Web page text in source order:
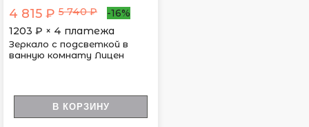
4 815 ₽ 5 740 ₽
-16%
1203 ₽ × 4 платежа
Зеркало с подсветкой в
ванную комнату Лицен
В КОРЗИНУ